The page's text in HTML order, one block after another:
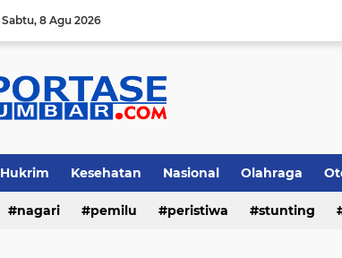
Sabtu 8 Agu 2026
Hukrim Kesehatan Nasional Olahraga
nagari pemilu peristiwa stunting